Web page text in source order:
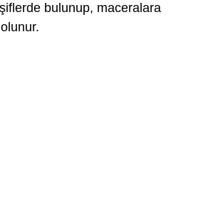
bulunup, maceralara